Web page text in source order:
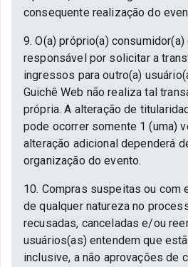
consequente realização do
9. O(a) próprio(a)
responsável por solicitar a
ingressos para outro(a)
Guichê Web não realiza tal
própria. A alteração de
pode ocorrer somente 1 (uma)
alteração adicional dependerá
organização do evento.
10. Compras suspeitas ou com
de qualquer natureza no
recusadas, canceladas e/ou
usuários(as) entendem que
inclusive, a não aprovações de